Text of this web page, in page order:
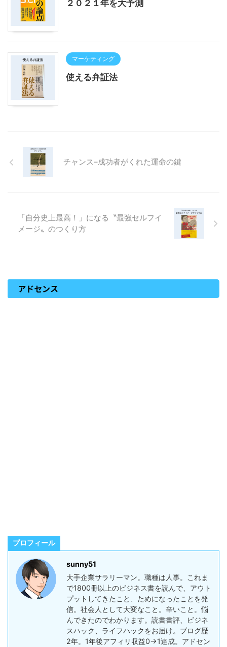
２０２１年を大予測
マーケティング
使える弁証法
チャンス–成功者がくれた運命の鍵
「自分史上最高！」になる〝最強セルフイ
メージ〟のつくり方
アドセンス
プロフィール
sunny51
大手企業サラリーマン。職種は人事。これま
で1800冊以上のビジネス書を読んで、アウト
プットしてきたこと、ためになったことを発
信。社会人として大変なこと。辛いこと。悩
んできたのでわかります。読書書評、ビジネ
スハック、ライフハックをお届け。ブログ歴
2年。1年後アフィリ収益0→1達成。アドセン